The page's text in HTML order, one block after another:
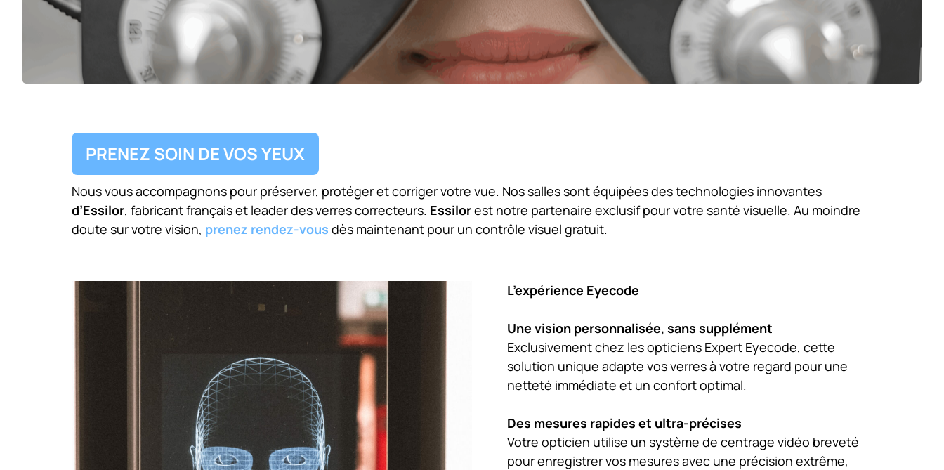
PRENEZ SOIN DE VOS YEUX
Nous vous accompagnons pour préserver, protéger et corriger votre vue. Nos salles sont équipées des technologies innovantes
d’Essilor, fabricant français et leader des verres correcteurs. Essilorest notre partenaire exclusif pour votre santé visuelle. Au moindre
doute sur votre vision, prenez rendez-vous dès maintenant pour un contrôle visuel gratuit.
L’expérience Eyecode
Une vision personnalisée, sans supplément
Exclusivement chez les opticiens Expert Eyecode, cette
solution unique adapte vos verres à votre regard pour une
netteté immédiate et un confort optimal.
Des mesures rapides et ultra-précises
Votre opticien utilise un système de centrage vidéo breveté
pour enregistrer vos mesures avec une précision extrême,